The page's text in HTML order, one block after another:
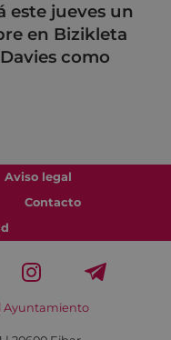
este jueves un
en Bizikleta
como
Aviso legal
Contacto
Ayuntamiento